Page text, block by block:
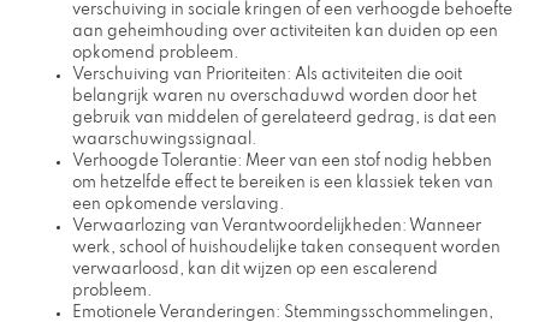
verschuiving in sociale kringen of een verhoogde behoefte
aan geheimhouding over activiteiten kan duiden op een
opkomend probleem.
Verschuiving van Prioriteiten: Als activiteiten die ooit
belangrijk waren nu overschaduwd worden door het
gebruik van middelen of gerelateerd gedrag, is dat een
waarschuwingssignaal.
Verhoogde Tolerantie: Meer van een stof nodig hebben
om hetzelfde effect te bereiken is een klassiek teken van
een opkomende verslaving.
Verwaarlozing van Verantwoordelijkheden: Wanneer
werk, school of huishoudelijke taken consequent worden
verwaarloosd, kan dit wijzen op een escalerend
probleem.
Emotionele Veranderingen: Stemmingsschommelingen,